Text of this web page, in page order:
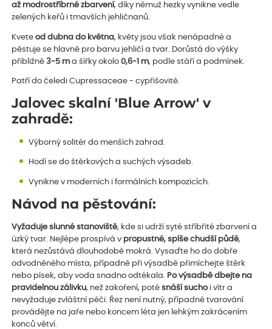
až modrostříbrné zbarvení, díky němuž hezky vynikne vedle
zelených keřů i tmavších jehličnanů.
Kveteod dubna do května, květy jsou však nenápadné a
pěstuje se hlavně pro barvu jehličí a tvar. Dorůstá do výšky
přibližně3-5 m a šířky okolo0,6-1 m, podle stáří a podmínek.
Patří do čeledi Cupressaceae - cypřišovité.
Jalovec skalní 'Blue Arrow' v
zahradě:
Výborný solitér do menších zahrad.
Hodí se do štěrkových a suchých výsadeb.
Vynikne v moderních i formálních kompozicích.
Návod na pěstování:
Vyžaduje slunné stanoviště, kde si udrží syté stříbřité zbarvení a
úzký tvar. Nejlépe prospívá v propustné, spíše chudší půdě,
která nezůstává dlouhodobě mokrá. Vysaďte ho do dobře
odvodněného místa, případně při výsadbě přimíchejte štěrk
nebo písek, aby voda snadno odtékala. Po výsadbě dbejte na
pravidelnou zálivku, než zakoření, potésnáší suchoi vítr a
nevyžaduje zvláštní péči. Řez není nutný, případné tvarování
provádějte na jaře nebo koncem léta jen lehkým zakrácením
konců větví.